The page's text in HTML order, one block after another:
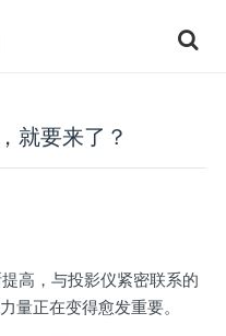
就要来了？
高，与投影仪紧密联系的
正在变得愈发重要。